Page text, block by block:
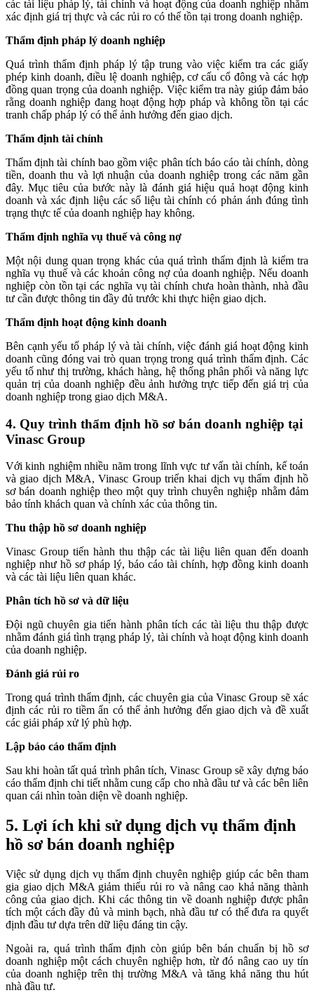
các tài liệu pháp lý, tài chính và hoạt động của doanh nghiệp nhằm
xác định giá trị thực và các rủi ro có thể tồn tại trong doanh nghiệp.
Thẩm định pháp lý doanh nghiệp
Quá trình thẩm định pháp lý tập trung vào việc kiểm tra các giấy
phép kinh doanh, điều lệ doanh nghiệp, cơ cấu cổ đông và các hợp
đồng quan trọng của doanh nghiệp. Việc kiểm tra này giúp đảm bảo
rằng doanh nghiệp đang hoạt động hợp pháp và không tồn tại các
tranh chấp pháp lý có thể ảnh hưởng đến giao dịch.
Thẩm định tài chính
Thẩm định tài chính bao gồm việc phân tích báo cáo tài chính, dòng
tiền, doanh thu và lợi nhuận của doanh nghiệp trong các năm gần
đây. Mục tiêu của bước này là đánh giá hiệu quả hoạt động kinh
doanh và xác định liệu các số liệu tài chính có phản ánh đúng tình
trạng thực tế của doanh nghiệp hay không.
Thẩm định nghĩa vụ thuế và công nợ
Một nội dung quan trọng khác của quá trình thẩm định là kiểm tra
nghĩa vụ thuế và các khoản công nợ của doanh nghiệp. Nếu doanh
nghiệp còn tồn tại các nghĩa vụ tài chính chưa hoàn thành, nhà đầu
tư cần được thông tin đầy đủ trước khi thực hiện giao dịch.
Thẩm định hoạt động kinh doanh
Bên cạnh yếu tố pháp lý và tài chính, việc đánh giá hoạt động kinh
doanh cũng đóng vai trò quan trọng trong quá trình thẩm định. Các
yếu tố như thị trường, khách hàng, hệ thống phân phối và năng lực
quản trị của doanh nghiệp đều ảnh hưởng trực tiếp đến giá trị của
doanh nghiệp trong giao dịch M&A.
4. Quy trình thẩm định hồ sơ bán doanh nghiệp tại
Vinasc Group
Với kinh nghiệm nhiều năm trong lĩnh vực tư vấn tài chính, kế toán
và giao dịch M&A, Vinasc Group triển khai dịch vụ thẩm định hồ
sơ bán doanh nghiệp theo một quy trình chuyên nghiệp nhằm đảm
bảo tính khách quan và chính xác của thông tin.
Thu thập hồ sơ doanh nghiệp
Vinasc Group tiến hành thu thập các tài liệu liên quan đến doanh
nghiệp như hồ sơ pháp lý, báo cáo tài chính, hợp đồng kinh doanh
và các tài liệu liên quan khác.
Phân tích hồ sơ và dữ liệu
Đội ngũ chuyên gia tiến hành phân tích các tài liệu thu thập được
nhằm đánh giá tình trạng pháp lý, tài chính và hoạt động kinh doanh
của doanh nghiệp.
Đánh giá rủi ro
Trong quá trình thẩm định, các chuyên gia của Vinasc Group sẽ xác
định các rủi ro tiềm ẩn có thể ảnh hưởng đến giao dịch và đề xuất
các giải pháp xử lý phù hợp.
Lập báo cáo thẩm định
Sau khi hoàn tất quá trình phân tích, Vinasc Group sẽ xây dựng báo
cáo thẩm định chi tiết nhằm cung cấp cho nhà đầu tư và các bên liên
quan cái nhìn toàn diện về doanh nghiệp.
5. Lợi ích khi sử dụng dịch vụ thẩm định
hồ sơ bán doanh nghiệp
Việc sử dụng dịch vụ thẩm định chuyên nghiệp giúp các bên tham
gia giao dịch M&A giảm thiểu rủi ro và nâng cao khả năng thành
công của giao dịch. Khi các thông tin về doanh nghiệp được phân
tích một cách đầy đủ và minh bạch, nhà đầu tư có thể đưa ra quyết
định đầu tư dựa trên dữ liệu đáng tin cậy.
Ngoài ra, quá trình thẩm định còn giúp bên bán chuẩn bị hồ sơ
doanh nghiệp một cách chuyên nghiệp hơn, từ đó nâng cao uy tín
của doanh nghiệp trên thị trường M&A và tăng khả năng thu hút
nhà đầu tư.